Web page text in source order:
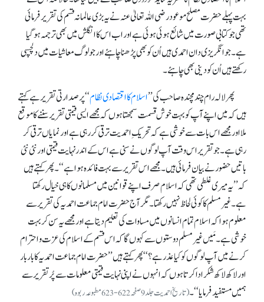
بہت پہلے حضرت مصلح موعود رضی اللہ تعالیٰ عنہ نے یہ بڑی عالمانہ قسم کی تقریر فرمائی
تھی جو کتابی صورت میں شائع ہوئی ہوئی ہے اور اب اس کا انگلش میں بھی ترجمہ ہو گیا
ہے۔ جو انگریزی دان احمدی ہیں اُن کو بھی پڑھنا چاہئے اور جو لوگ معاشیات میں دلچسپی
رکھتے ہیں اُن کو دینی بھی چاہئے۔
پھر لالہ رام چند مچندہ صاحب کی ’’اسلام کا اقتصادی نظام‘‘ پر صدارتی تقریر ہے کہتے
ہیں کہ میں اپنے آپ کو بہت خوش قسمت سمجھتا ہوں کہ مجھے ایسی قیمتی تقریر سننے کا موقع
ملا اور مجھے اس بات سے خوشی ہے کہ تحریکِ احمدیت ترقی کر رہی ہے اور نمایاں ترقی کر
رہی ہے۔ جو تقریر اس وقت آپ لوگوں نے سنی ہے اس کے اندر نہایت قیمتی اور نئی نئی
باتیں حضور نے بیان فرمائی ہیں۔ مجھے اس تقریر سے بہت فائدہ ہوا ہے‘‘۔ پھر کہتے ہیں
کہ ’’یہ میری غلطی تھی کہ اسلام صرف اپنے قوانین میں مسلمانوں کا ہی خیال رکھتا
ہے۔ غیر مسلم کا کوئی لحاظ نہیں رکھتا۔ مگر آج حضرت امام جماعت احمدیہ کی تقریر سے
معلوم ہوا کہ اسلام تمام انسانوں میں مساوات کی تعلیم دیتا ہے اور مجھے یہ سن کر بہت
خوشی ہے۔ مَیں غیر مسلم دوستوں سے کہوں گا کہ اس قسم کے اسلام کی عزت و احترام
کرنے میں آپ لوگوں کو کیا عذر ہے؟‘‘ پھر کہتے ہیں ’’حضرت امام جماعت احمدیہ کا بار بار
اور لاکھ لاکھ شکر ادا کرتا ہوں کہ انہوں نے اپنی نہایت قیمتی معلومات سے پُر تقریر سے
ہمیں مستفید فرمایا‘‘۔(تاریخ احمدیت جلد9صفحہ622-623مطبوعہ ربوہ)